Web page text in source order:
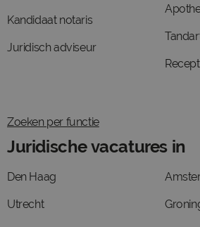
Kandidaat notaris
Juridisch adviseur
Zoeken per functie
Juridische vacatures in
Den Haag
Utrecht